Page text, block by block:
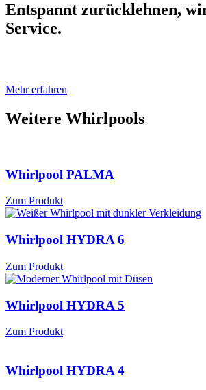
Entspannt zurücklehnen,
Service.
Mehr erfahren
Weitere Whirlpools
Whirlpool PALMA
Zum Produkt
Whirlpool HYDRA 6
Zum Produkt
Whirlpool HYDRA 5
Zum Produkt
Whirlpool HYDRA 4